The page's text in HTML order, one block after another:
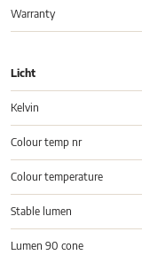
Warranty
Licht
Kelvin
Colour temp nr
Colour temperature
Stable lumen
Lumen 90 cone